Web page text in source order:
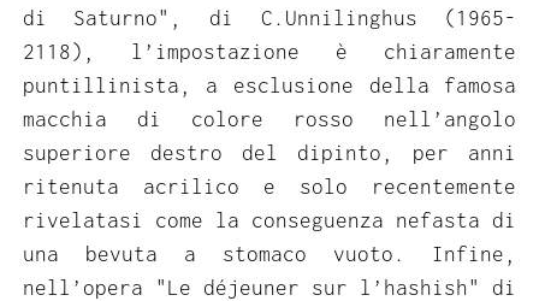
di Saturno", di C.Unnilinghus (1965-
2118), l’impostazione è chiaramente
puntillinista, a esclusione della famosa
macchia di colore rosso nell’angolo
superiore destro del dipinto, per anni
ritenuta acrilico e solo recentemente
rivelatasi come la conseguenza nefasta di
una bevuta a stomaco vuoto. Infine,
nell’opera "Le déjeuner sur l’hashish" di